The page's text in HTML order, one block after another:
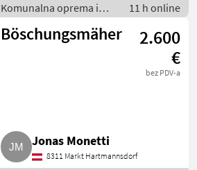
Komunalna oprema i
vozila / Rasipači za sol
11 h online
Böschungsmäher
2.600
€
bez PDV-a
Jonas Monetti
8311 Markt Hartmannsdorf